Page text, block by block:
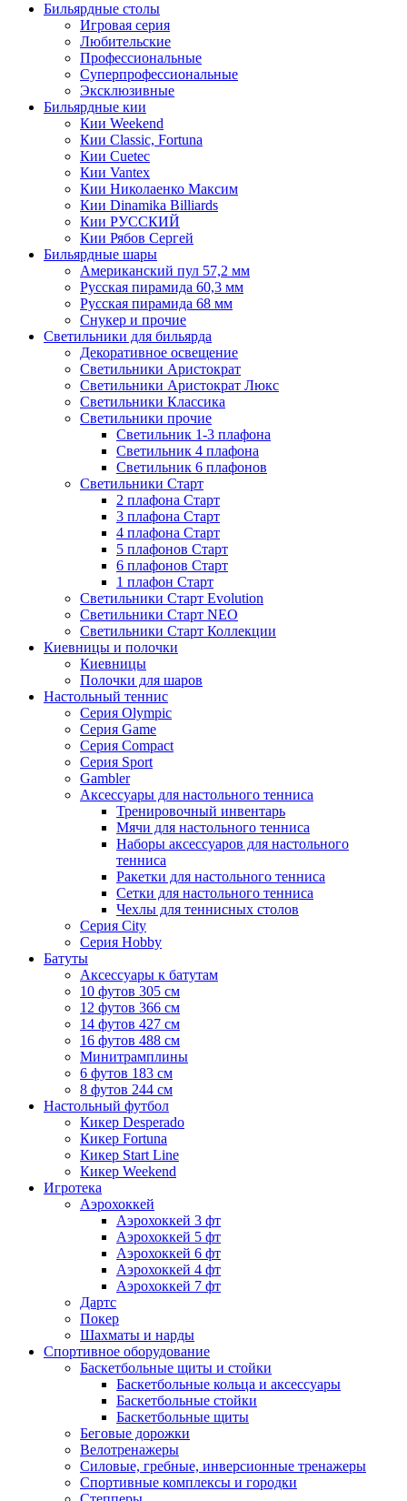
Бильярдные столы
Игровая серия
Любительские
Профессиональные
Суперпрофессиональные
Эксклюзивные
Бильярдные кии
Кии Weekend
Кии Classic, Fortuna
Кии Cuetec
Кии Vantex
Кии Николаенко Максим
Кии Dinamika Billiards
Кии РУССКИЙ
Кии Рябов Сергей
Бильярдные шары
Американский пул 57,2 мм
Русская пирамида 60,3 мм
Русская пирамида 68 мм
Снукер и прочие
Светильники для бильярда
Декоративное освещение
Светильники Аристократ
Светильники Аристократ Люкс
Светильники Классика
Светильники прочие
Светильник 1-3 плафона
Светильник 4 плафона
Светильник 6 плафонов
Светильники Старт
2 плафона Старт
3 плафона Старт
4 плафона Старт
5 плафонов Старт
6 плафонов Старт
1 плафон Старт
Светильники Старт Evolution
Светильники Старт NEO
Светильники Старт Коллекции
Киевницы и полочки
Киевницы
Полочки для шаров
Настольный теннис
Серия Olympic
Серия Game
Серия Compact
Серия Sport
Gambler
Аксессуары для настольного тенниса
Тренировочный инвентарь
Мячи для настольного тенниса
Наборы аксессуаров для настольного
тенниса
Ракетки для настольного тенниса
Сетки для настольного тенниса
Чехлы для теннисных столов
Серия City
Серия Hobby
Батуты
Аксессуары к батутам
10 футов 305 см
12 футов 366 см
14 футов 427 см
16 футов 488 см
Минитрамплины
6 футов 183 см
8 футов 244 см
Настольный футбол
Кикер Desperado
Кикер Fortuna
Кикер Start Line
Кикер Weekend
Игротека
Аэрохоккей
Аэрохоккей 3 фт
Аэрохоккей 5 фт
Аэрохоккей 6 фт
Аэрохоккей 4 фт
Аэрохоккей 7 фт
Дартс
Покер
Шахматы и нарды
Спортивное оборудование
Баскетбольные щиты и стойки
Баскетбольные кольца и аксессуары
Баскетбольные стойки
Баскетбольные щиты
Беговые дорожки
Велотренажеры
Силовые, гребные, инверсионные тренажеры
Спортивные комплексы и городки